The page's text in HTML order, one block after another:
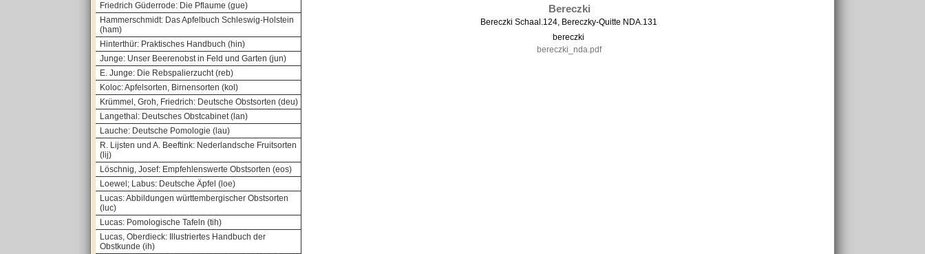
Friedrich Güderrode: Die Pflaume (gue)
Hammerschmidt: Das Apfelbuch Schleswig-Holstein
(ham)
Hinterthür: Praktisches Handbuch (hin)
Junge: Unser Beerenobst in Feld und Garten (jun)
E. Junge: Die Rebspalierzucht (reb)
Koloc: Apfelsorten, Birnensorten (kol)
Krümmel, Groh, Friedrich: Deutsche Obstsorten (deu)
Langethal: Deutsches Obstcabinet (lan)
Lauche: Deutsche Pomologie (lau)
R. Lijsten und A. Beeftink: Nederlandsche Fruitsorten
(lij)
Löschnig, Josef: Empfehlenswerte Obstsorten (eos)
Loewel; Labus: Deutsche Äpfel (loe)
Lucas: Abbildungen württembergischer Obstsorten
(luc)
Lucas: Pomologische Tafeln (tih)
Lucas, Oberdieck: Illustriertes Handbuch der
Obstkunde (ih)
Bereczki
Bereczki Schaal.124, Bereczky-Quitte NDA.131
bereczki
bereczki_nda.pdf